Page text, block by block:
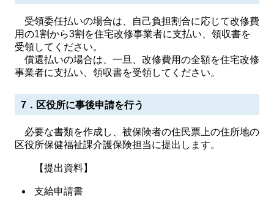
受領委任払いの場合は、自己負担割合に応じて改修費
用の1割から3割を住宅改修事業者に支払い、領収書を
受領してください。
償還払いの場合は、一旦、改修費用の全額を住宅改修
事業者に支払い、領収書を受領してください。
7．区役所に事後申請を行う
必要な書類を作成し、被保険者の住民票上の住所地の
区役所保健福祉課介護保険担当に提出します。
【提出資料】
支給申請書